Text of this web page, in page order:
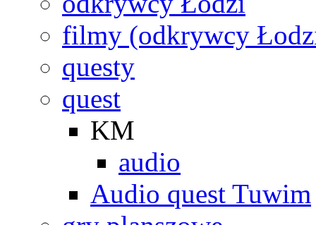
filmy (odkrywcy
questy
quest
KM
audio
Audio quest Tuwim